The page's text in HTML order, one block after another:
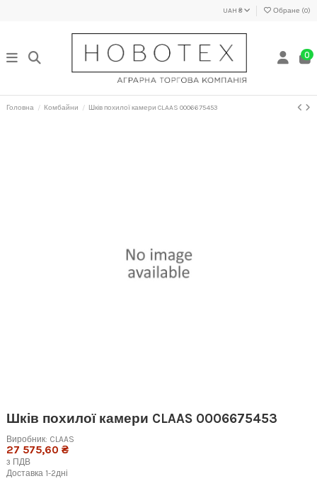
UAH ₴ Обране (0)
0
Головна Комбайни Шків похилої камери CLAAS 0006675453
Шків похилої камери CLAAS 0006675453
Виробник: CLAAS
27 575,60 ₴
з ПДВ
Доставка 1-2дні